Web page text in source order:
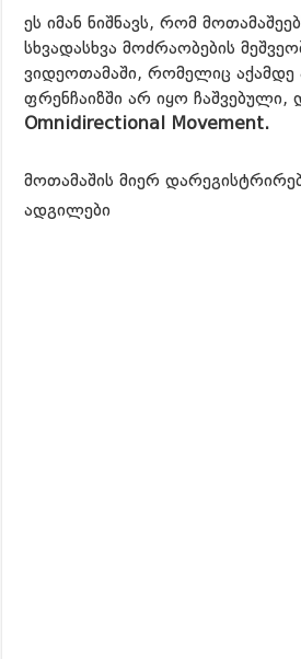
ეს იმან ნიშნავს, რომ
სხვადასხვა მოძრაობების
ვიდეოთამაში, რომელიც
ფრენჩაიზში არ იყო
Omnidirectional Movement.
მოთამაშის მიერ
ადგილები